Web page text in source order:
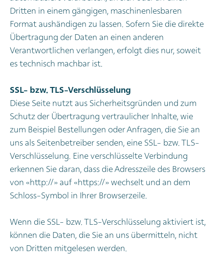
Dritten in einem gängigen, maschinenlesbaren
Format aushändigen zu lassen. Sofern Sie die direkte
Übertragung der Daten an einen anderen
Verantwortlichen verlangen, erfolgt dies nur, soweit
es technisch machbar ist.
SSL- bzw. TLS-Verschlüsselung
Diese Seite nutzt aus Sicherheitsgründen und zum
Schutz der Übertragung vertraulicher Inhalte, wie
zum Beispiel Bestellungen oder Anfragen, die Sie an
uns als Seitenbetreiber senden, eine SSL- bzw. TLS-
Verschlüsselung. Eine verschlüsselte Verbindung
erkennen Sie daran, dass die Adresszeile des Browsers
von «http://» auf «https://» wechselt und an dem
Schloss-Symbol in Ihrer Browserzeile.
Wenn die SSL- bzw. TLS-Verschlüsselung aktiviert ist,
können die Daten, die Sie an uns übermitteln, nicht
von Dritten mitgelesen werden.